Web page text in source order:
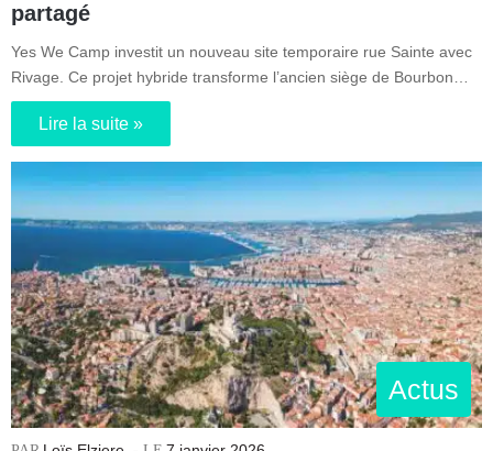
partagé
Yes We Camp investit un nouveau site temporaire rue Sainte avec
Rivage. Ce projet hybride transforme l’ancien siège de Bourbon…
Lire la suite »
Actus